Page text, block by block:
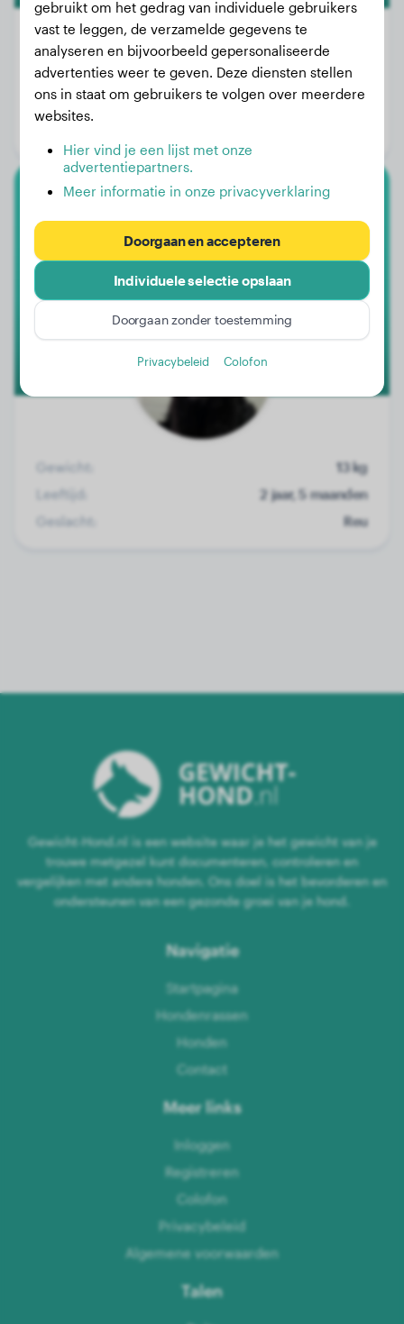
Gewicht:
10 kg
Leeftijd:
Igor
Gewicht:
13 kg
Leeftijd:
2 jaar, 5 maanden
Geslacht:
Reu
Gewicht-Hond.nl is een website waar je het gewicht van je
trouwe metgezel kunt documenteren, controleren en
vergelijken met andere honden. Ons doel is het bevorderen en
ondersteunen van een gezonde groei van je hond.
Navigatie
Startpagina
Hondenrassen
Honden
Contact
Meer links
Inloggen
Registreren
Colofon
Privacybeleid
Algemene voorwaarden
Talen
gebruikt om het gedrag van individuele gebruikers
vast te leggen, de verzamelde gegevens te
analyseren en bijvoorbeeld gepersonaliseerde
advertenties weer te geven. Deze diensten stellen
ons in staat om gebruikers te volgen over meerdere
websites.
Hier vind je een lijst met onze
advertentiepartners.
Meer informatie in onze privacyverklaring
Doorgaan en accepteren
Individuele selectie opslaan
Doorgaan zonder toestemming
Privacybeleid Colofon